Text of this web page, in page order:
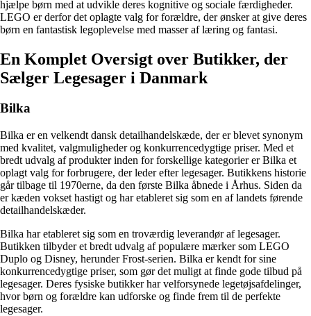
hjælpe børn med at udvikle deres kognitive og sociale færdigheder.
LEGO er derfor det oplagte valg for forældre, der ønsker at give deres
børn en fantastisk legoplevelse med masser af læring og fantasi.
En Komplet Oversigt over Butikker, der
Sælger Legesager i Danmark
Bilka
Bilka er en velkendt dansk detailhandelskæde, der er blevet synonym
med kvalitet, valgmuligheder og konkurrencedygtige priser. Med et
bredt udvalg af produkter inden for forskellige kategorier er Bilka et
oplagt valg for forbrugere, der leder efter legesager. Butikkens historie
går tilbage til 1970erne, da den første Bilka åbnede i Århus. Siden da
er kæden vokset hastigt og har etableret sig som en af landets førende
detailhandelskæder.
Bilka har etableret sig som en troværdig leverandør af legesager.
Butikken tilbyder et bredt udvalg af populære mærker som LEGO
Duplo og Disney, herunder Frost-serien. Bilka er kendt for sine
konkurrencedygtige priser, som gør det muligt at finde gode tilbud på
legesager. Deres fysiske butikker har velforsynede legetøjsafdelinger,
hvor børn og forældre kan udforske og finde frem til de perfekte
legesager.